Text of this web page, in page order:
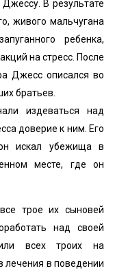
В результате
живого мальчугана
ребенка,
на стресс. После
Джесс описался во
братьев.
издеваться над
доверие к ним. Его
искал убежища в
месте, где он
трое их сыновей
над своей
всех троих на
лечения в поведении